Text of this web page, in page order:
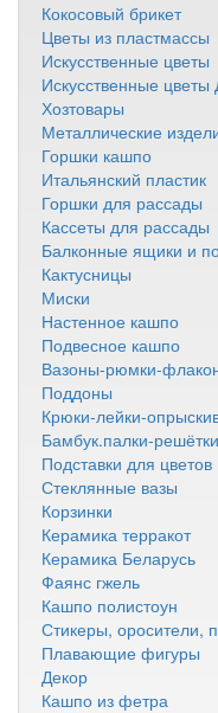
Кокосовый брикет
Цветы из пластмассы
Искусственные цветы
Искусственные
Хозтовары
Металлические
Горшки кашпо
Итальянский пластик
Горшки для рассады
Кассеты для рассады
Балконные ящики и
Кактусницы
Миски
Настенное кашпо
Подвесное кашпо
Вазоны-рюмки-
Поддоны
Крюки-лейки-
Бамбук.палки-
Подставки для цветов
Стеклянные вазы
Корзинки
Керамика терракот
Керамика Беларусь
Фаянс гжель
Кашпо полистоун
Стикеры, оросители,
Плавающие фигуры
Декор
Кашпо из фетра